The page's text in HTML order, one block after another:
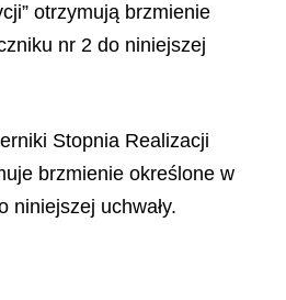
otrzymują brzmienie
nr 2 do niniejszej
Stopnia Realizacji
brzmienie określone w
niniejszej uchwały.